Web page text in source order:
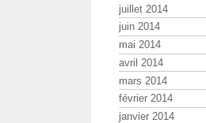
juillet 2014
juin 2014
mai 2014
avril 2014
mars 2014
février 2014
janvier 2014